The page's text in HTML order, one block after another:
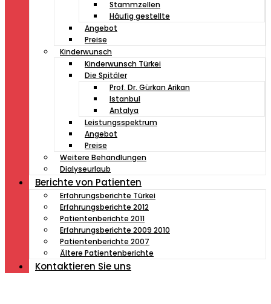
Stammzellen
Häufig gestellte
Angebot
Preise
Kinderwunsch
Kinderwunsch Türkei
Die Spitäler
Prof. Dr. Gürkan Arikan
Istanbul
Antalya
Leistungsspektrum
Angebot
Preise
Weitere Behandlungen
Dialyseurlaub
Berichte von Patienten
Erfahrungsberichte Türkei
Erfahrungsberichte 2012
Patientenberichte 2011
Erfahrungsberichte 2009 2010
Patientenberichte 2007
Ältere Patientenberichte
Kontaktieren Sie uns